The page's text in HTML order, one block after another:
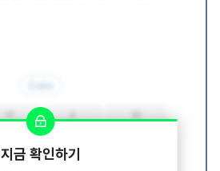
지금 확인하기